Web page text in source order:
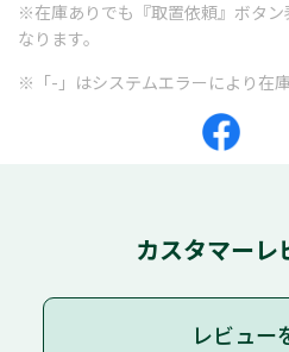
※在庫ありでも『取置依頼』ボタ
なります。
※「-」はシステムエラーにより在庫
カスタマーレ
レビュー